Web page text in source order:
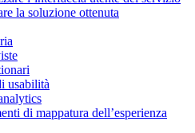
la soluzione ottenuta
usabilità
di mappatura dell’esperienza